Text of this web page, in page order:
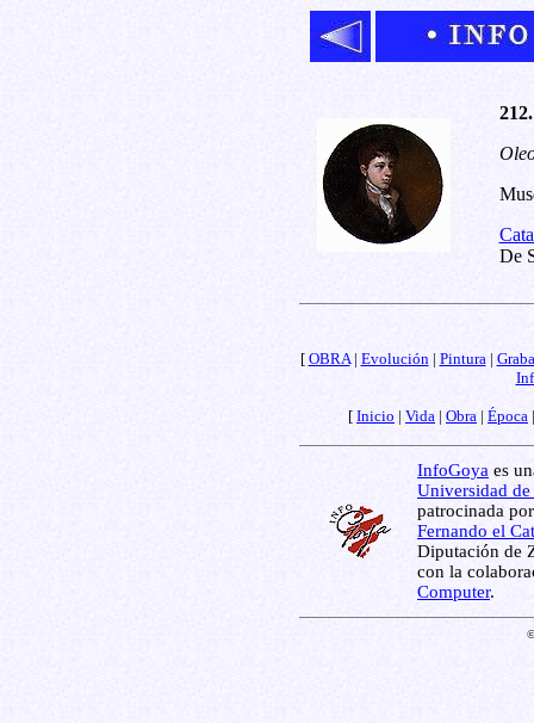
De
[ OBRA| Evolución| Pintura|
[ Inicio | Vida | Obra | Época
InfoGoya es
Universidad de
patrocinada
Fernando el
Diputación de
con la
Computer.